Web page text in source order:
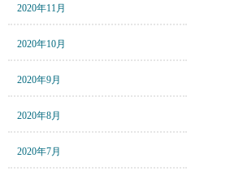
2020年11月
2020年10月
2020年9月
2020年8月
2020年7月